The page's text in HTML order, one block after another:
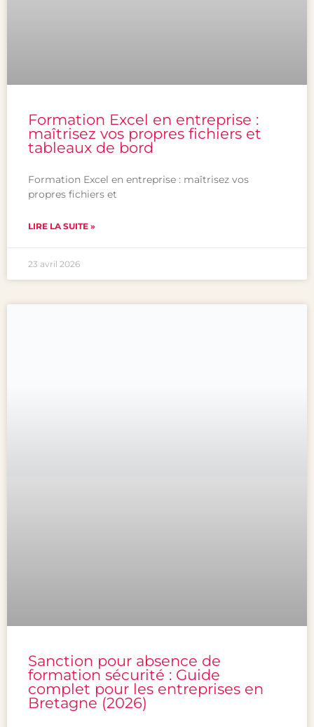
Formation Excel en entreprise :
maîtrisez vos propres fichiers et
tableaux de bord
Formation Excel en entreprise : maîtrisez vos
propres fichiers et
LIRE LA SUITE »
23 avril 2026
Sanction pour absence de
formation sécurité : Guide
complet pour les entreprises en
Bretagne (2026)